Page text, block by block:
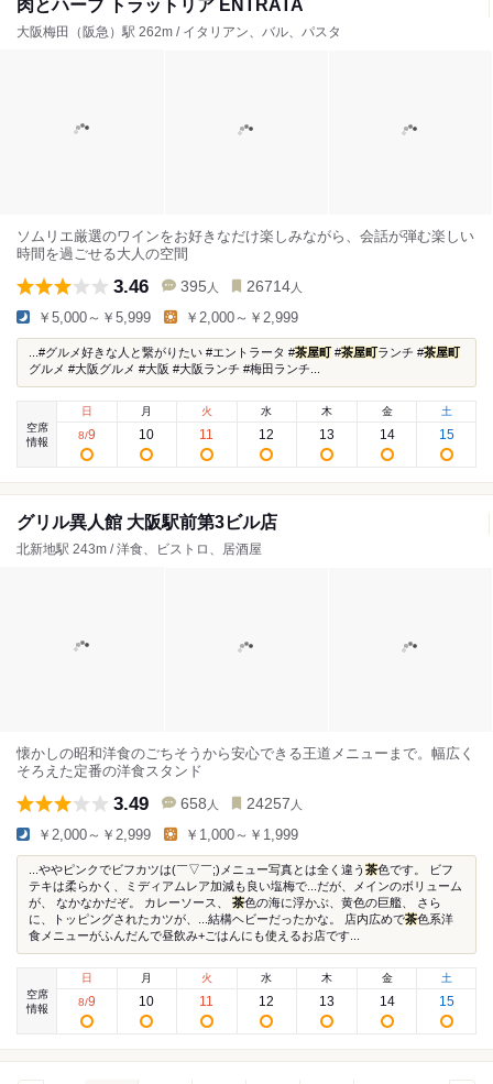
肉とハーブ トラットリア ENTRATA
大阪梅田（阪急）駅 262m / イタリアン、バル、パスタ
ソムリエ厳選のワインをお好きなだけ楽しみながら、会話が弾む楽しい
時間を過ごせる大人の空間
3.46 395 人 26714 人
￥5,000～￥5,999 ￥2,000～￥2,999
...#グルメ好きな人と繋がりたい #エントラータ #茶屋町 #茶屋町ランチ #茶屋町
グルメ #大阪グルメ #大阪 #大阪ランチ #梅田ランチ...
空席
情報
日
8/9
月
10
火
11
水
12
木
13
金
14
土
15
グリル異人館 大阪駅前第3ビル店
北新地駅 243m / 洋食、ビストロ、居酒屋
懐かしの昭和洋食のごちそうから安心できる王道メニューまで。幅広く
そろえた定番の洋食スタンド
3.49 658 人 24257 人
￥2,000～￥2,999 ￥1,000～￥1,999
...ややピンクでビフカツは(￣▽￣;)メニュー写真とは全く違う 茶色です。 ビフ
テキは柔らかく、ミディアムレア加減も良い塩梅で...だが、メインのボリューム
が、 なかなかだぞ。 カレーソース、 茶色の海に浮かぶ、黄色の巨艦、 さら
に、トッピングされたカツが、...結構ヘビーだったかな。 店内広めで茶色系洋
食メニューがふんだんで昼飲み+ごはんにも使えるお店です...
空席
情報
日
8/9
月
10
火
11
水
12
木
13
金
14
土
15